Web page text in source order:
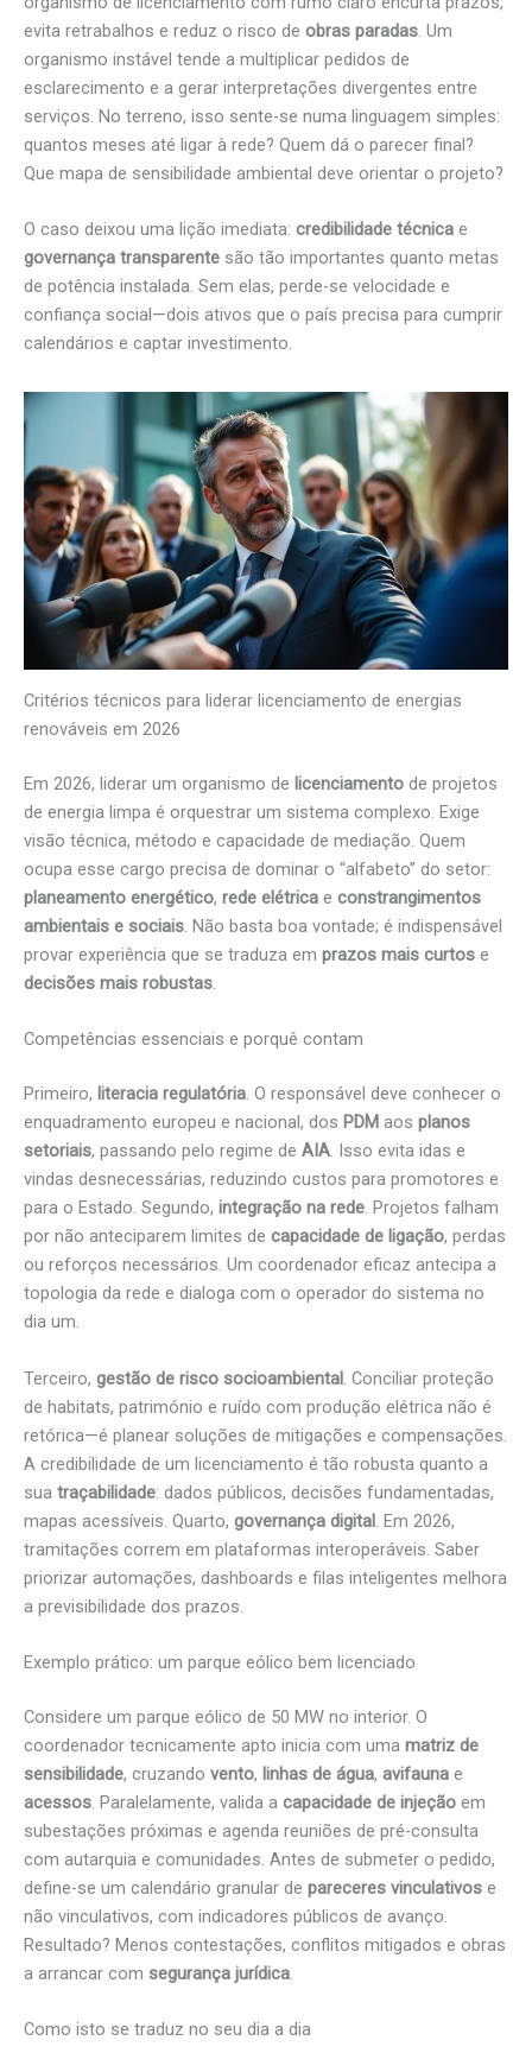
evita retrabalhos e reduz o risco de obras paradas. Um
organismo instável tende a multiplicar pedidos de
esclarecimento e a gerar interpretações divergentes entre
serviços. No terreno, isso sente-se numa linguagem simples:
quantos meses até ligar à rede? Quem dá o parecer final?
Que mapa de sensibilidade ambiental deve orientar o projeto?
O caso deixou uma lição imediata: credibilidade técnica e
governança transparente são tão importantes quanto metas
de potência instalada. Sem elas, perde-se velocidade e
confiança social—dois ativos que o país precisa para cumprir
calendários e captar investimento.
Critérios técnicos para liderar licenciamento de energias
renováveis em 2026
Em 2026, liderar um organismo de licenciamento de projetos
de energia limpa é orquestrar um sistema complexo. Exige
visão técnica, método e capacidade de mediação. Quem
ocupa esse cargo precisa de dominar o “alfabeto” do setor:
planeamento energético, rede elétrica e constrangimentos
ambientais e sociais. Não basta boa vontade; é indispensável
provar experiência que se traduza em prazos mais curtos e
decisões mais robustas.
Competências essenciais e porquê contam
Primeiro, literacia regulatória. O responsável deve conhecer o
enquadramento europeu e nacional, dos PDM aos planos
setoriais, passando pelo regime de AIA. Isso evita idas e
vindas desnecessárias, reduzindo custos para promotores e
para o Estado. Segundo, integração na rede. Projetos falham
por não anteciparem limites de capacidade de ligação, perdas
ou reforços necessários. Um coordenador eficaz antecipa a
topologia da rede e dialoga com o operador do sistema no
dia um.
Terceiro, gestão de risco socioambiental . Conciliar proteção
de habitats, património e ruído com produção elétrica não é
retórica—é planear soluções de mitigações e compensações.
A credibilidade de um licenciamento é tão robusta quanto a
sua traçabilidade: dados públicos, decisões fundamentadas,
mapas acessíveis. Quarto, governança digital . Em 2026,
tramitações correm em plataformas interoperáveis. Saber
priorizar automações, dashboards e filas inteligentes melhora
a previsibilidade dos prazos.
Exemplo prático: um parque eólico bem licenciado
Considere um parque eólico de 50 MW no interior. O
coordenador tecnicamente apto inicia com uma matriz de
sensibilidade, cruzando vento, linhas de água, avifauna e
acessos. Paralelamente, valida a capacidade de injeção em
subestações próximas e agenda reuniões de pré-consulta
com autarquia e comunidades. Antes de submeter o pedido,
define-se um calendário granular de pareceres vinculativos e
não vinculativos, com indicadores públicos de avanço.
Resultado? Menos contestações, conflitos mitigados e obras
a arrancar com segurança jurídica.
Como isto se traduz no seu dia a dia